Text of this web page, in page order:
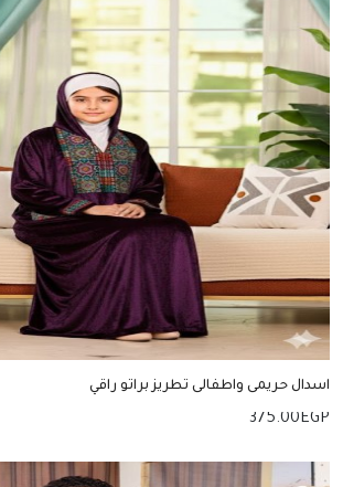
اسدال حريمى واطفالى تطريز براتو راقي
375.00EGP